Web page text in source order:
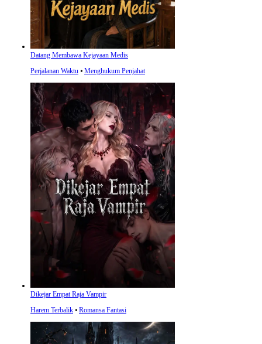
Datang Membawa Kejayaan Medis
Perjalanan Waktu ⦁ Menghukum Penjahat
Dikejar Empat Raja Vampir
Harem Terbalik ⦁ Romansa Fantasi